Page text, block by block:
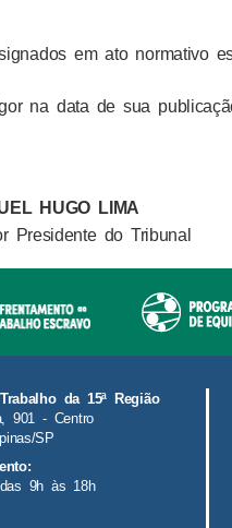
em ato normativo
na data de sua
HUGO LIMA
Presidente do Tribunal
da 15ª Região
901 - Centro
SP
9h às 18h